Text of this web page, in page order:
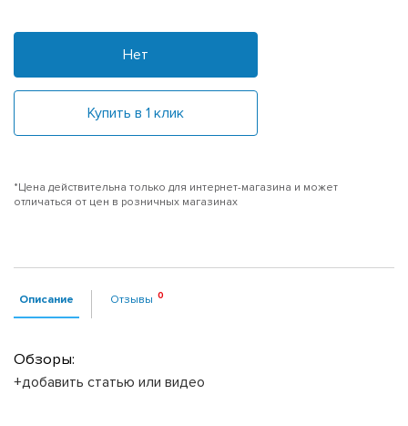
Нет
Купить в 1 клик
*Цена действительна только для интернет-магазина и может
отличаться от цен в розничных магазинах
Описание Отзывы
Обзоры:
+добавить статью или видео